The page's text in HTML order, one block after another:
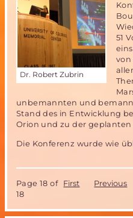
Dr. Robert Zubrin
51
von
unbemannten und
Stand des in Entwicklung
Orion und zu der geplanten
Die Konferenz wurde wie
Page 18 of
18
First Previous